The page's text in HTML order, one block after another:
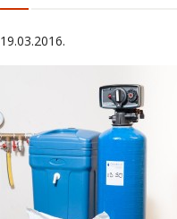
19.03.2016.